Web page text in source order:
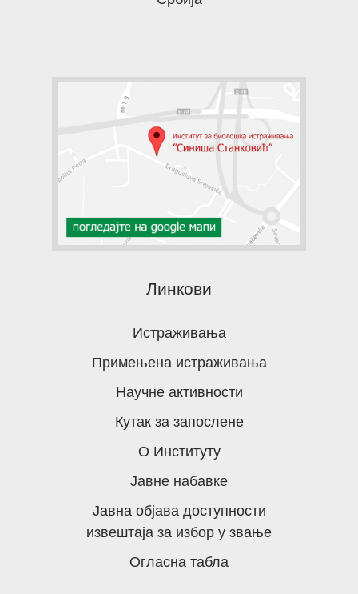
Линкови
Истраживања
Примењена истраживања
Научне активности
Кутак за запослене
О Институту
Јавне набавке
Јавна објава доступности
извештаја за избор у звање
Огласна табла